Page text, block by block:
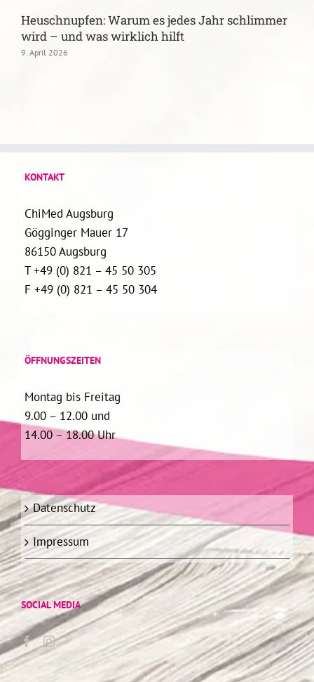
Heuschnupfen: Warum es jedes Jahr schlimmer
wird – und was wirklich hilft
9. April 2026
KONTAKT
ChiMed Augsburg
Gögginger Mauer 17
86150 Augsburg
T +49 (0) 821 – 45 50 305
F +49 (0) 821 – 45 50 304
ÖFFNUNGSZEITEN
Montag bis Freitag
9.00 – 12.00 und
14.00 – 18.00 Uhr
Datenschutz
Impressum
SOCIAL MEDIA